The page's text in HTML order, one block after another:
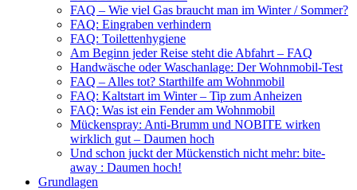
FAQ – Wie viel Gas braucht man im Winter / Sommer?
FAQ: Eingraben verhindern
FAQ: Toilettenhygiene
Am Beginn jeder Reise steht die Abfahrt – FAQ
Handwäsche oder Waschanlage: Der Wohnmobil-Test
FAQ – Alles tot? Starthilfe am Wohnmobil
FAQ: Kaltstart im Winter – Tip zum Anheizen
FAQ: Was ist ein Fender am Wohnmobil
Mückenspray: Anti-Brumm und NOBITE wirken
wirklich gut – Daumen hoch
Und schon juckt der Mückenstich nicht mehr: bite-
away : Daumen hoch!
Grundlagen